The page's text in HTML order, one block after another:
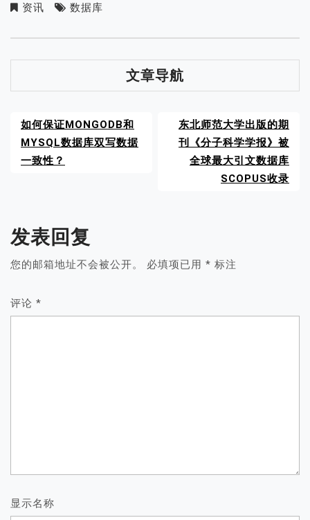
资讯 数据库
文章导航
如何保证MONGODB和
MYSQL数据库双写数据
一致性？
东北师范大学出版的期
刊《分子科学学报》被
全球最大引文数据库
SCOPUS收录
发表回复
您的邮箱地址不会被公开。 必填项已用 * 标注
评论 *
显示名称